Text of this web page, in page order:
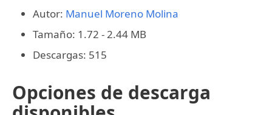
Autor: Manuel Moreno Molina
Tamaño: 1.72 - 2.44 MB
Descargas: 515
Opciones de descarga